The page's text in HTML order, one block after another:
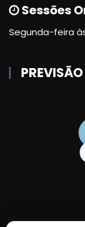
Sessões
Segunda-feira